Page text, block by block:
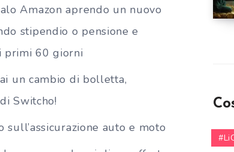
Amazon aprendo un nuovo
stipendio o pensione e
primi 60 giorni
un cambio di bolletta,
Switcho!
sull’assicurazione auto e moto